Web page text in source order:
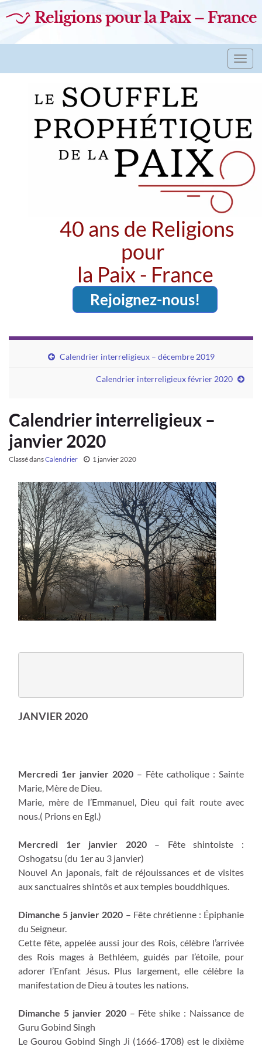
Religions pour la Paix – France
40 ans de Religions
pour
la Paix - France
Rejoignez-nous!
Calendrier interreligieux – décembre 2019
Calendrier interreligieux février 2020
Calendrier interreligieux –
janvier 2020
Classé dansCalendrier 1 janvier 2020
JANVIER 2020
Mercredi 1er janvier 2020 – Fête catholique : Sainte
Marie, Mère de Dieu.
Marie, mère de l’Emmanuel, Dieu qui fait route avec
nous.( Prions en Egl.)
Mercredi 1er janvier 2020– Fête shintoiste :
Oshogatsu (du 1er au 3 janvier)
Nouvel An japonais, fait de réjouissances et de visites
aux sanctuaires shintôs et aux temples bouddhiques.
Dimanche 5 janvier 2020 – Fête chrétienne : Épiphanie
du Seigneur.
Cette fête, appelée aussi jour des Rois, célèbre l’arrivée
des Rois mages à Bethléem, guidés par l’étoile, pour
adorer l’Enfant Jésus. Plus largement, elle célèbre la
manifestation de Dieu à toutes les nations.
Dimanche 5 janvier 2020– Fête shike : Naissance de
Guru Gobind Singh
Le Gourou Gobind Singh Ji (1666-1708) est le dixième